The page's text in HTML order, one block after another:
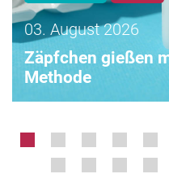
03. August 2026
Zäpfchen gießen
Methode